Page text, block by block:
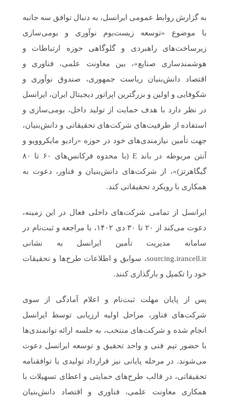
به گزارش روابط عمومی ایرانسل، به دنبال توافق‌ سه جانبه
با موضوع «توسعه زیست‌بوم نوآوری و بومی‌سازی
زیرساخت‌های راهبردی و گلوگاهی حوزه ارتباطات و
هوشمندسازی صنایع»، بین معاونت علمی، فناوری و
اقتصاد دانش‌بنیان ریاست جمهوری، صندوق نوآوری و
شکوفایی و اولین و بزرگترین اپراتور دیجیتال ایران، ایرانسل
در نظر دارد با هدف حمایت از تولید داخل، بومی‌سازی و
استفاده از ظرفیت‌های شرکت‌های تحقیقاتی و دانش‌بنیان،
جهت تأمین نیازمندی‌های خود در حوزه «رادیو مایکروویو و
آنتن مربوطه در باند E (با محدوه فرکانس‌های ۶۰ تا ۸۰
گیگاهرتز)»، از شرکت‌های دانش‌بنیان و فناور، دعوت به
همکاری با رویکرد تحقیقاتی کند.
ایرانسل از تمامی شرکت‌های داخلی فعال در این زمینه،
دعوت می‌کند از ۲۰ تا ۳۰ دی ۱۴۰۲، با مراجعه و ثبت‌نام در
سامانه مدیریت تأمین ایرانسل به نشانی
sourcing.irancell.ir، سوابق و اطلاعات طرح‌ها و تحقیقات
خود را تکمیل و بارگذاری کنند.
پس از پایان مهلت ثبت‌نام و اعلام آمادگی از سوی
شرکت‌های فناور، مراحل اولیه ارزیابی توسط ایرانسل
انجام شده و شرکت‌های منتخب، به جلسه ارائه توانمندی‌ها
با حضور تیم فنی و واحد تحقیق و توسعه ایرانسل دعوت
می‌‌شوند. در مرحله پایانی نیز قرارداد تولیدی یا توافقنامه
تحقیقاتی، در قالب طرح‌های حمایتی و اعطای تسهیلات با
همکاری معاونت علمی، فناوری و اقتصاد دانش‌بنیان